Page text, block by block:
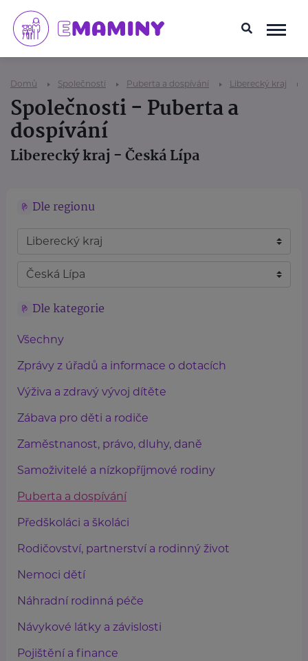
Domů Společnosti Puberta a dospívání Liberecký kraj
Společnosti - Puberta a
dospívání
Liberecký kraj - Česká Lípa
Dle regionu
Dle kategorie
Všechny
Zprávy z úřadů a informace o dotacích
Výživa a zdravý vývoj dítěte
Zábava pro děti a rodiče
Zaměstnanost, právo, dluhy, daně
Samoživitelé a nízkopříjmové rodiny
Puberta a dospívání
Předškoláci a školáci
Rodičovství, partnerství a rodinný život
Nemoci dětí
Náhradní rodinná péče
Návykové látky a závislosti
Pojištění a finance